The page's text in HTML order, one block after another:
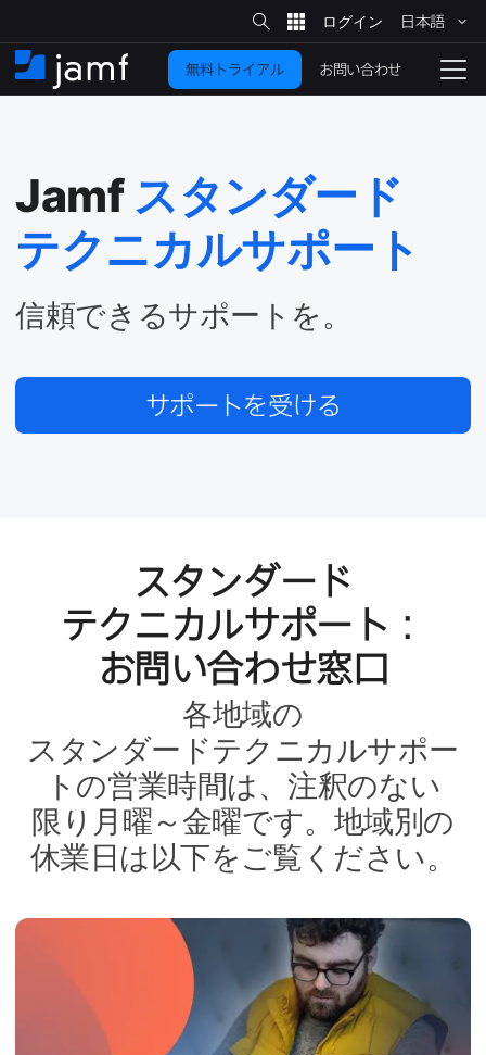
イ
ン
コ
に
移
動
サ
イ
ト
検
索
日本語
ホ
ー
ナ
無料トライアル お問い合わせ
Jamf スタンダード
テクニカルサポート
信頼できる​サポートを。
サポートを​受ける
スタンダード
テクニカルサポート：
お問い​合わせ窓口
各地域の​
スタンダードテクニカルサポー
トの​営業時間は、​注釈の​ない​
限り月曜～金曜です。​地域別の​
休業日は​以下を​ご覧ください。